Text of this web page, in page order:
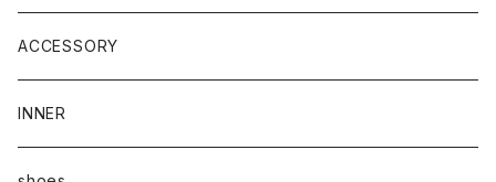
ACCESSORY
INNER